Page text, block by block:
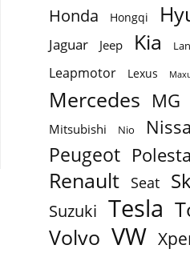
Honda Hongqi
Jaguar Jeep Kia
Leapmotor Lexus
Mercedes MG
Mitsubishi Nio
Peugeot
Renault Seat
Suzuki Tesla
Volvo VW